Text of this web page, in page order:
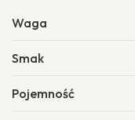
Waga
Smak
Pojemność